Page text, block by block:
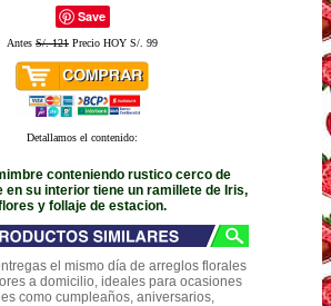
Save
Antes S/. 121 Precio HOY S/. 99
Detallamos el contenido:
conteniendo rustico cerco de
en su interior tiene un ramillete de Iris,
y follaje de estacion.
el mismo día de arreglos florales
a domicilio, ideales para ocasiones
como cumpleaños, aniversarios,